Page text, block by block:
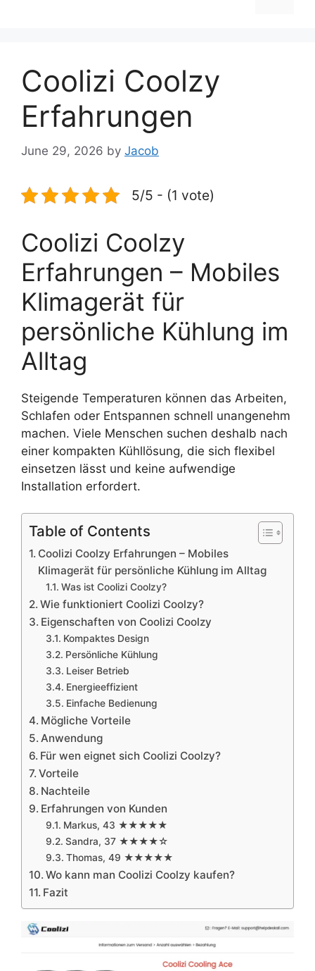
Coolizi Coolzy
Erfahrungen
June 29, 2026 by Jacob
5/5 - (1 vote)
Coolizi Coolzy
Erfahrungen – Mobiles
Klimagerät für
persönliche Kühlung im
Alltag
Steigende Temperaturen können das Arbeiten,
Schlafen oder Entspannen schnell unangenehm
machen. Viele Menschen suchen deshalb nach
einer kompakten Kühllösung, die sich flexibel
einsetzen lässt und keine aufwendige
Installation erfordert.
Table of Contents
Coolizi Coolzy Erfahrungen – Mobiles
Klimagerät für persönliche Kühlung im Alltag
Was ist Coolizi Coolzy?
Wie funktioniert Coolizi Coolzy?
Eigenschaften von Coolizi Coolzy
Kompaktes Design
Persönliche Kühlung
Leiser Betrieb
Energieeffizient
Einfache Bedienung
Mögliche Vorteile
Anwendung
Für wen eignet sich Coolizi Coolzy?
Vorteile
Nachteile
Erfahrungen von Kunden
Markus, 43 ★★★★★
Sandra, 37 ★★★★☆
Thomas, 49 ★★★★★
Wo kann man Coolizi Coolzy kaufen?
Fazit